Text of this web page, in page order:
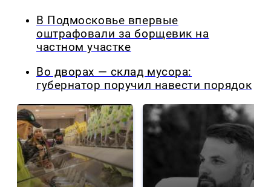
В Подмосковье впервые
оштрафовали за борщевик на
частном участке
Во дворах — склад мусора:
губернатор поручил навести порядок